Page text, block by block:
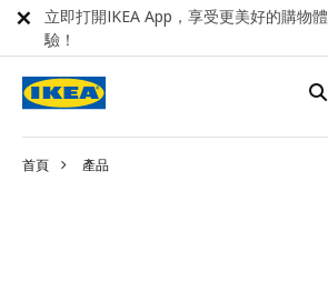
首頁 產品
立即打開IKEA App，享受更美好的購物體
驗！